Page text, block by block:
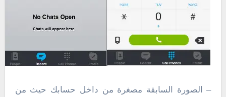
– الصورة السابقة مصغرة من داخل حسابك حيث من